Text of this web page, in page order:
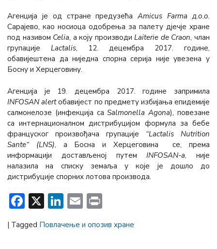
Агенција је од стране предузећаAmicus Farma д.о.о.
Сарајево, као носиоца одобрења за палету дјечје хране
под називом Celia, а коју производиLaiterie de Craon, члан
групације Lactalis, 12. децембра 2017. године,
обавијештена да ниједна спорна серија није увезена у
Босну и Херцеговину.
Агенција је 19. децембра 2017. године запримила
INFOSAN alertобавијест по предмету избијања епидемије
салмонелозе (инфекција саSalmonella Agona), повезане
са интернационалном дистрибуцијом формула за бебе
француског произвођача групације “Lactalis Nutrition
Sante“ (LNS), а Босна и Херцеговина се, према
информацији достављеној путемINFOSAN-a, није
налазила на списку земаља у које је дошло до
дистрибуције спорних лотова производа.
Facebook
X LinkedIn
Email
| Tagged Повлачење и опозив хране